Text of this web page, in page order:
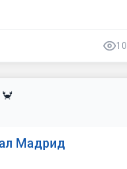
Мадрид